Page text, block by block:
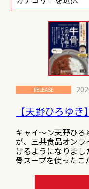
RELEASE
【天野ひろゆ
キャイ～ン天野ひ
が、三共食品オン
けるようになりま
骨スープを使った